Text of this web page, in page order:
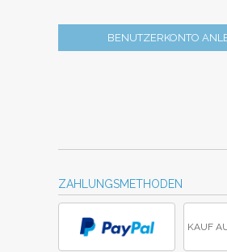
BENUTZERKONTO
ZAHLUNGSMETHODEN
KAUF